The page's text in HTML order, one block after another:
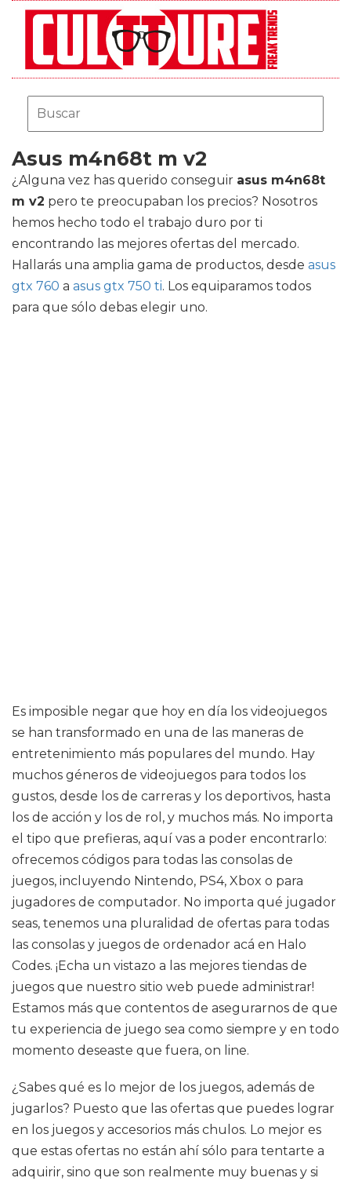
Asus m4n68t m v2
¿Alguna vez has querido conseguir asus m4n68t
m v2 pero te preocupaban los precios? Nosotros
hemos hecho todo el trabajo duro por ti
encontrando las mejores ofertas del mercado.
Hallarás una amplia gama de productos, desde asus
gtx 760 a asus gtx 750 ti. Los equiparamos todos
para que sólo debas elegir uno.
Es imposible negar que hoy en día los videojuegos
se han transformado en una de las maneras de
entretenimiento más populares del mundo. Hay
muchos géneros de videojuegos para todos los
gustos, desde los de carreras y los deportivos, hasta
los de acción y los de rol, y muchos más. No importa
el tipo que prefieras, aquí vas a poder encontrarlo:
ofrecemos códigos para todas las consolas de
juegos, incluyendo Nintendo, PS4, Xbox o para
jugadores de computador. No importa qué jugador
seas, tenemos una pluralidad de ofertas para todas
las consolas y juegos de ordenador acá en Halo
Codes. ¡Echa un vistazo a las mejores tiendas de
juegos que nuestro sitio web puede administrar!
Estamos más que contentos de asegurarnos de que
tu experiencia de juego sea como siempre y en todo
momento deseaste que fuera, on line.
¿Sabes qué es lo mejor de los juegos, además de
jugarlos? Puesto que las ofertas que puedes lograr
en los juegos y accesorios más chulos. Lo mejor es
que estas ofertas no están ahí sólo para tentarte a
adquirir, sino que son realmente muy buenas y si